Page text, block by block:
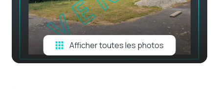
Afficher toutes les photos